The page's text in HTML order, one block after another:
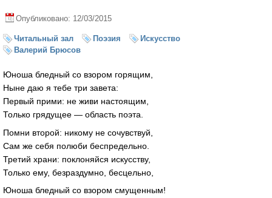
Опубликовано: 12/03/2015
Читальный зал Поэзия
Искусство
Валерий Брюсов
Юноша бледный со взором горящим,
Ныне даю я тебе три завета:
Первый прими: не живи настоящим,
Только грядущее — область поэта.
Помни второй: никому не сочувствуй,
Сам же себя полюби беспредельно.
Третий храни: поклоняйся искусству,
Только ему, безраздумно, бесцельно,
Юноша бледный со взором смущенным!